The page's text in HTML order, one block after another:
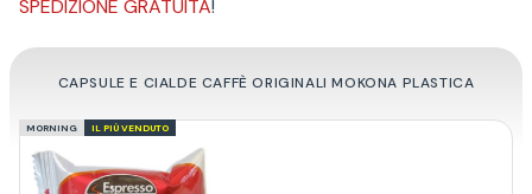
SPEDIZIONE GRATUITA!
CAPSULE E CIALDE CAFFÈ ORIGINALI MOKONA PLASTICA
MORNING IL PIÙ VENDUTO